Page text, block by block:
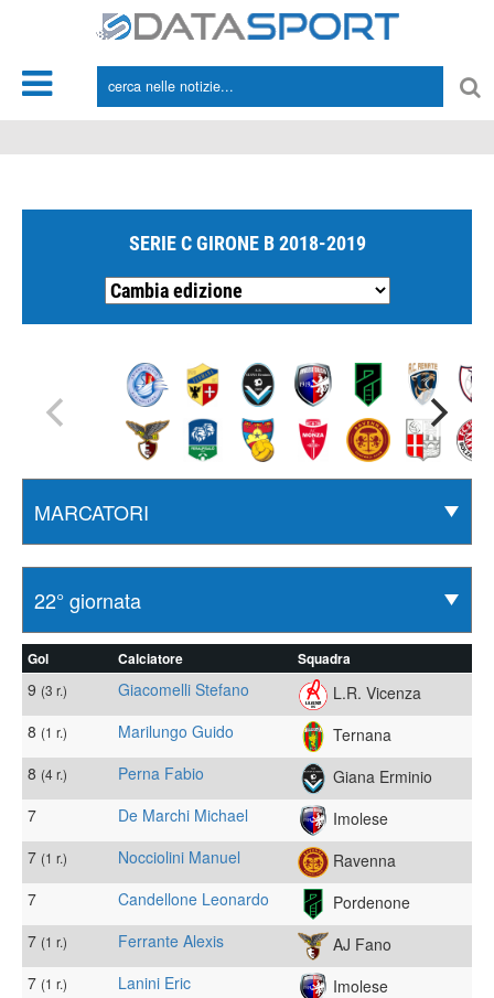
SERIE C GIRONE B 2018-2019
Gol Calciatore Squadra
9 (3 r.) Giacomelli Stefano
L.R. Vicenza
8 (1 r.) Marilungo Guido
Ternana
8 (4 r.) Perna Fabio
Giana Erminio
7
De Marchi Michael
Imolese
7 (1 r.) Nocciolini Manuel
Ravenna
7
Candellone Leonardo
Pordenone
7 (1 r.) Ferrante Alexis
AJ Fano
7 (1 r.) Lanini Eric
Imolese